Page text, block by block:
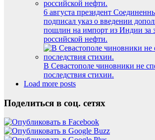
6 августа президент
подписал указ о введении
пошлин на импорт из Индии за
российской нефти.
В Севастополе чиновники не
последствия стихии.
Load more posts
Поделиться в соц. сетях